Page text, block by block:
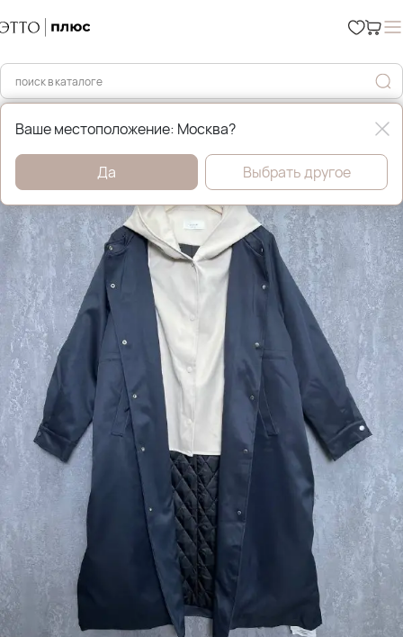
Главная Демисезонные куртки
Ваше местоположение: Москва?
Да Выбрать другое